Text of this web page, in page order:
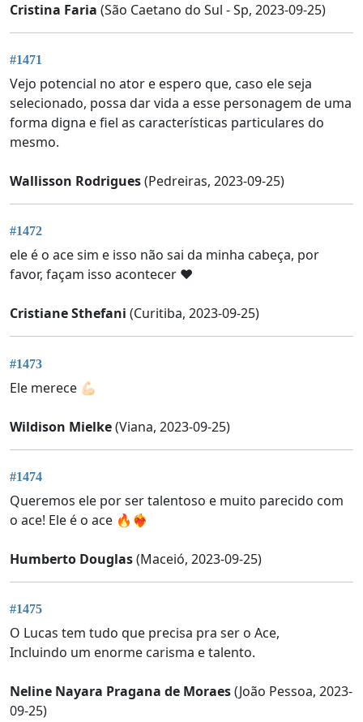
Cristina Faria (São Caetano do Sul - Sp, 2023-09-25)
#1471
Vejo potencial no ator e espero que, caso ele seja
selecionado, possa dar vida a esse personagem de uma
forma digna e fiel as características particulares do
mesmo.
Wallisson Rodrigues(Pedreiras, 2023-09-25)
#1472
ele é o ace sim e isso não sai da minha cabeça, por
favor, façam isso acontecer ♥️
Cristiane Sthefani (Curitiba, 2023-09-25)
#1473
Ele merece 💪🏻
Wildison Mielke(Viana, 2023-09-25)
#1474
Queremos ele por ser talentoso e muito parecido com
o ace! Ele é o ace 🔥❤️‍🔥
Humberto Douglas(Maceió, 2023-09-25)
#1475
O Lucas tem tudo que precisa pra ser o Ace,
Incluindo um enorme carisma e talento.
Neline Nayara Pragana de Moraes(João Pessoa, 2023-
09-25)